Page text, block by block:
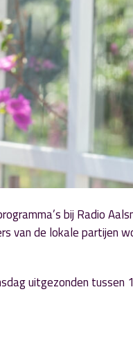
bij Radio
van de lokale partijen
uitgezonden tussen